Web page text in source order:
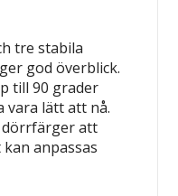
tre stabila
god överblick.
till 90 grader
vara lätt att nå.
dörrfärger att
anpassas